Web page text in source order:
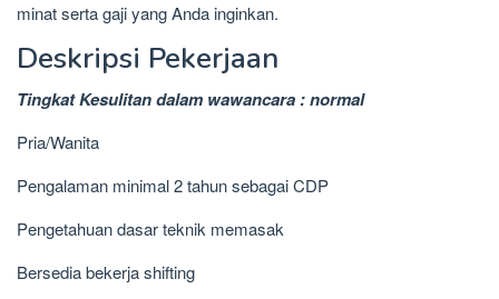
minat serta gaji yang Anda inginkan.
Deskripsi Pekerjaan
Tingkat Kesulitan dalam wawancara : normal
Pria/Wanita
Pengalaman minimal 2 tahun sebagai CDP
Pengetahuan dasar teknik memasak
Bersedia bekerja shifting